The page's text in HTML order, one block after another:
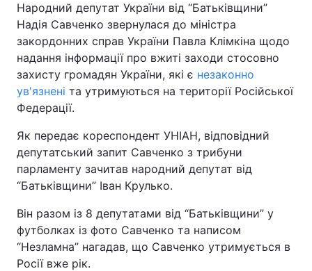
Головна Війна
Україна Політика
Спорт Наука
Техно і зв'язок Лайт
Зброя Інциденти
Здоров'я Туризм
Народний депутат України від “Батьківщини”
Надія Савченко звернулася до міністра
закордонних справ України Павла Клімкіна щодо
надання інформації про вжиті заходи стосовно
захисту громадян України, які є незаконно
ув'язнені та утримуються на території Російської
Федерації.
Як передає кореспондент УНІАН, відповідний
депутатський запит Савченко з трибуни
парламенту зачитав народний депутат від
“Батьківщини” Іван Крулько.
Він разом із 8 депутатами від “Батьківщини” у
футболках із фото Савченко та написом
“Незламна” нагадав, що Савченко утримується в
Росії вже рік.